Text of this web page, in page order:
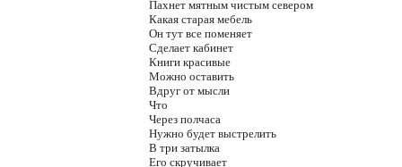
Пахнет мятным чистым севером
Какая старая мебель
Он тут все поменяет
Сделает кабинет
Книги красивые
Можно оставить
Вдруг от мысли
Что
Через полчаса
Нужно будет выстрелить
В три затылка
Его скручивает